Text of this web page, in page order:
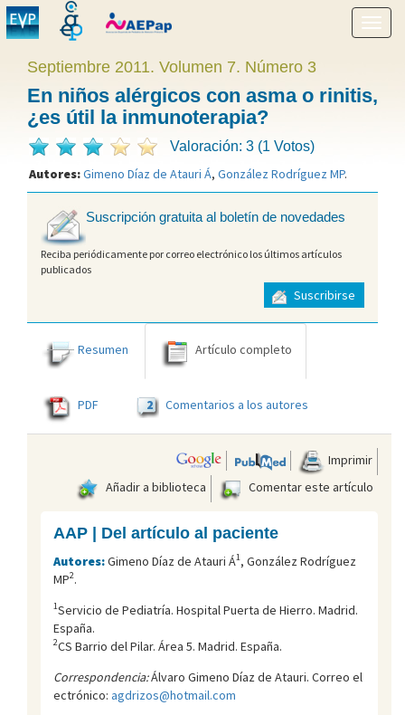
menú
Septiembre 2011. Volumen 7. Número 3
En niños alérgicos con asma o rinitis,
¿es útil la inmunoterapia?
Valoración: 3 (1 Votos)
Autores:Gimeno Díaz de Atauri Á, González Rodríguez MP.
Suscripción gratuita al boletín de novedades
Reciba periódicamente por correo electrónico los últimos artículos
publicados
Suscribirse
Resumen Artículo completo
PDF 2 Comentarios a los autores
Imprimir
Añadir a biblioteca
Comentar este artículo
AAP | Del artículo al paciente
Autores:Gimeno Díaz de Atauri Á1, González Rodríguez
MP2.
1Servicio de Pediatría. Hospital Puerta de Hierro. Madrid.
España.
2CS Barrio del Pilar. Área 5. Madrid. España.
Correspondencia:Álvaro Gimeno Díaz de Atauri. Correo el
ectrónico: agdrizos@hotmail.com